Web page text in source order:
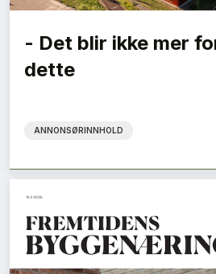
- Det blir ikke mer
dette
ANNONSØRINNHOLD